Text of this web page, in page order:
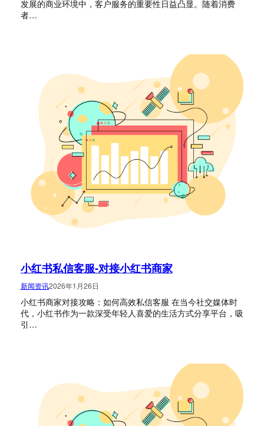
发展的商业环境中，客户服务的重要性日益凸显。随着消费
者…
小红书私信客服-对接小红书商家
新闻资讯2026年1月26日
小红书商家对接攻略：如何高效私信客服 在当今社交媒体时
代，小红书作为一款深受年轻人喜爱的生活方式分享平台，吸
引…